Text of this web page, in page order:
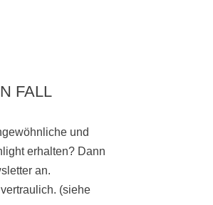
FALL
und
erhalten? Dann
an.
(siehe